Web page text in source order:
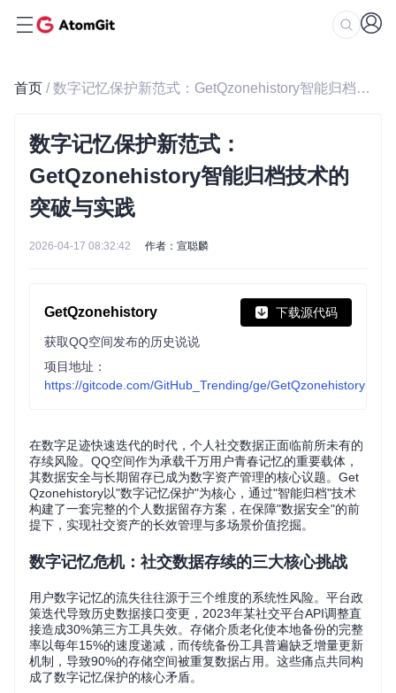
首页 / 数字记忆保护新范式：GetQzonehistory智能归档技术的突破与实践
数字记忆保护新范式：
GetQzonehistory智能归档技术的
突破与实践
2026-04-17 08:32:42 作者：宣聪麟
GetQzonehistory 下载源代码
获取QQ空间发布的历史说说
项目地址：
https://gitcode.com/GitHub_Trending/ge/GetQzonehistory
在数字足迹快速迭代的时代，个人社交数据正面临前所未有的
存续风险。QQ空间作为承载千万用户青春记忆的重要载体，
其数据安全与长期留存已成为数字资产管理的核心议题。Get
Qzonehistory以"数字记忆保护"为核心，通过"智能归档"技术
构建了一套完整的个人数据留存方案，在保障"数据安全"的前
提下，实现社交资产的长效管理与多场景价值挖掘。
数字记忆危机：社交数据存续的三大核心挑战
用户数字记忆的流失往往源于三个维度的系统性风险。平台政
策迭代导致历史数据接口变更，2023年某社交平台API调整直
接造成30%第三方工具失效。存储介质老化使本地备份的完整
率以每年15%的速度递减，而传统备份工具普遍缺乏增量更新
机制，导致90%的存储空间被重复数据占用。这些痛点共同构
成了数字记忆保护的核心矛盾。